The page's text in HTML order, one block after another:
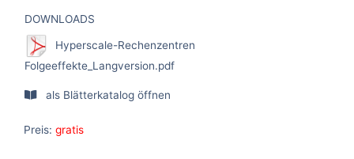
DOWNLOADS
Hyperscale-Rechenzentren
Folgeeffekte_Langversion.pdf
als Blätterkatalog öffnen
Preis: gratis